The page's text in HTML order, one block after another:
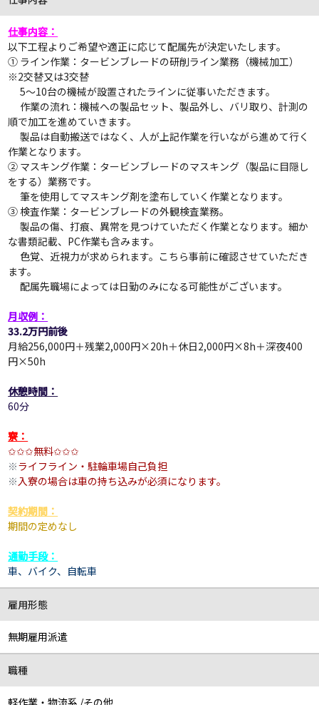
仕事内容：
以下工程よりご希望や適正に応じて配属先が決定いたします。
① ライン作業：タービンブレードの研削ライン業務（機械加工）
※2交替又は3交替
5～10台の機械が設置されたラインに従事いただきます。
作業の流れ：機械への製品セット、製品外し、バリ取り、計測の
順で加工を進めていきます。
製品は自動搬送ではなく、人が上記作業を行いながら進めて行く
作業となります。
② マスキング作業：タービンブレードのマスキング（製品に目隠し
をする）業務です。
筆を使用してマスキング剤を塗布していく作業となります。
③検査作業：タービンブレードの外観検査業務。
製品の傷、打痕、異常を見つけていただく作業となります。細か
な書類記載、PC作業も含みます。
色覚、近視力が求められます。こちら事前に確認させていただき
ます。
配属先職場によっては日勤のみになる可能性がございます。
月収例：
33.2万円前後
月給256,000円＋残業2,000円×20h＋休日2,000円×8h＋深夜400
円×50h
休憩時間：
60分
寮：
✩✩✩無料✩✩✩
※ライフライン・駐輪車場自己負担
※入寮の場合は車の持ち込みが必須になります。
契約期間：
期間の定めなし
通勤手段：
車、バイク、自転車
雇用形態
無期雇用派遣
職種
軽作業・物流系 /その他